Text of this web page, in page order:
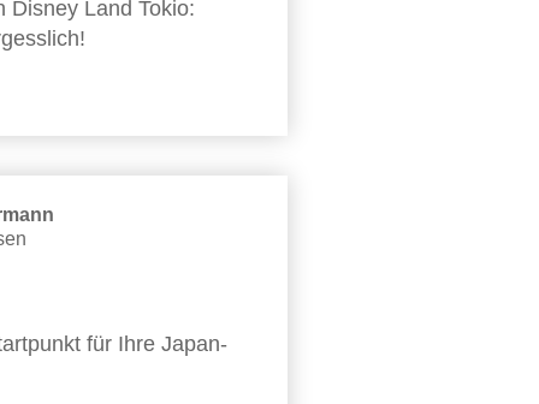
Disney Land Tokio:
für Ihre Japan-